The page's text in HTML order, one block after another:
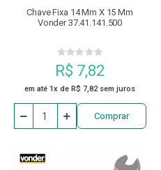
Chave Fixa 14 Mm X 15 Mm
Vonder 37.41.141.500
R$ 7,82
em até 1x de R$ 7,82 sem juros
Comprar